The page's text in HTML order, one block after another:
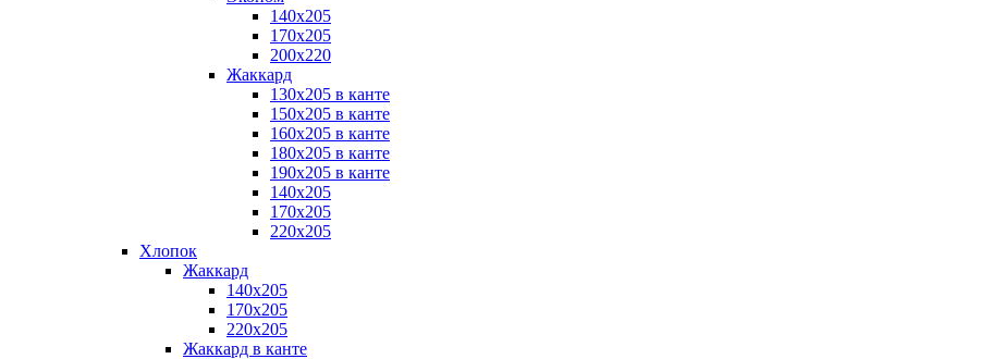
140х205
170х205
200х220
Жаккард
130х205 в канте
150х205 в канте
160х205 в канте
180х205 в канте
190х205 в канте
140х205
170х205
220х205
Хлопок
Жаккард
140x205
170х205
220х205
Жаккард в канте